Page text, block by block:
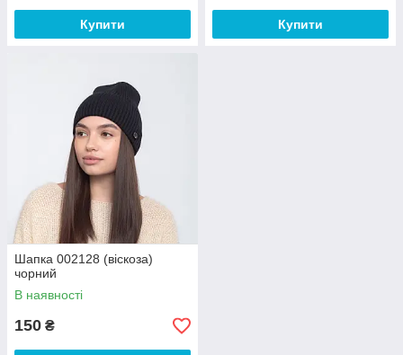
Купити Купити
Шапка 002128 (віскоза)
чорний
В наявності
150 ₴